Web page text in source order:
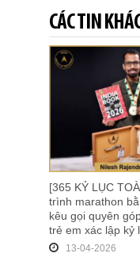
CÁC TIN
[365 KỶ LỤC
trình marathon
kêu gọi quyên
trẻ em xác lập kỷ
13-04-2026